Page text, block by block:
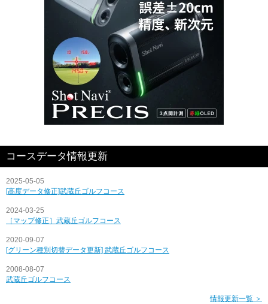
コースデータ情報更新
2025-05-05
[高度データ修正]武蔵丘ゴルフコース
2024-03-25
［マップ修正］武蔵丘ゴルフコース
2020-09-07
[グリーン種別切替データ更新] 武蔵丘ゴルフコース
2008-08-07
武蔵丘ゴルフコース
情報更新一覧 ＞